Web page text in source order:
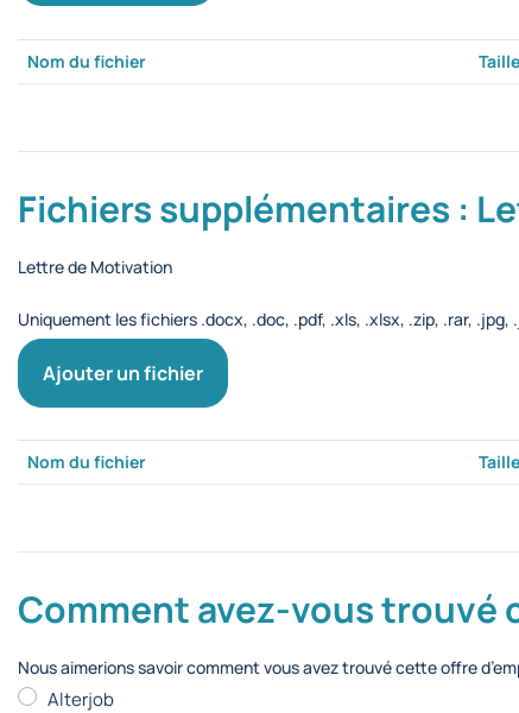
Nom du fichier
Fichiers supplémentaires :
Lettre de Motivation
Uniquement les fichiers .docx, .doc, .pdf, .xls, .xlsx, .zip, .rar,
Ajouter un fichier
Nom du fichier
Comment avez-vous trouvé
Nous aimerions savoir comment vous avez trouvé cette offre
Alterjob